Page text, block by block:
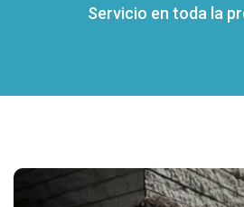
Servicio en toda la